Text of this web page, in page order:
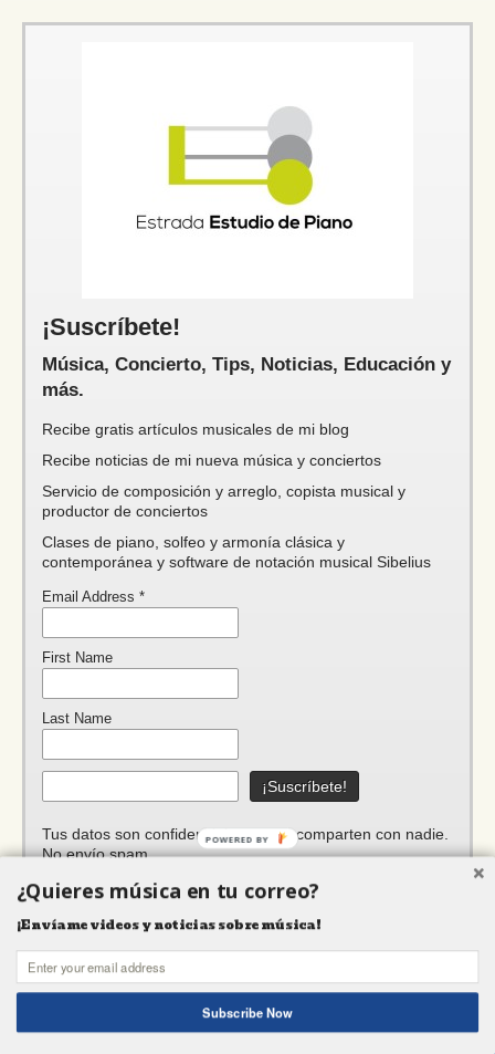
¡Suscríbete!
Música, Concierto, Tips, Noticias, Educación y
más.
Recibe gratis artículos musicales de mi blog
Recibe noticias de mi nueva música y conciertos
Servicio de composición y arreglo, copista musical y
productor de conciertos
Clases de piano, solfeo y armonía clásica y
contemporánea y software de notación musical Sibelius
Email Address *
First Name
Last Name
Tus datos son confidenciales, no se comparten con nadie.
No envío spam.
Funciona gracias a WordPress
¿Quieres música en tu correo?
¡Envíame videos y noticias sobre música!
Subscribe Now
POWERED BY